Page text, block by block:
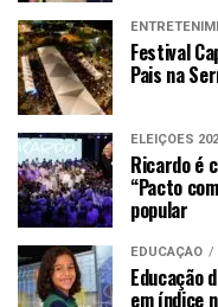
Festival
Pais na
ELEIÇÕES
Ricardo é
“Pacto
popular
EDUCAÇÃO
Educação
em índice